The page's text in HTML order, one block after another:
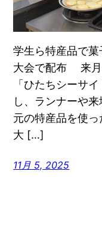
学生ら特産品で
大会で配布 来月
「ひたちシーサ
し、ランナーや
元の特産品を使っ
大 […]
11月 5, 2025